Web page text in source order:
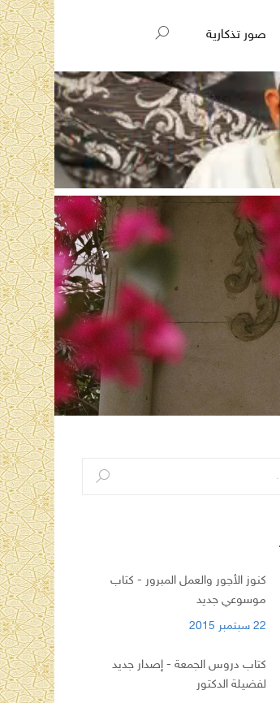
صور تذكارية
كنوز الأجور والعمل المبرور - كتاب
موسوعي جديد
22 سبتمبر 2015
كتاب دروس الجمعة - إصدار جديد
لفضيلة الدكتور